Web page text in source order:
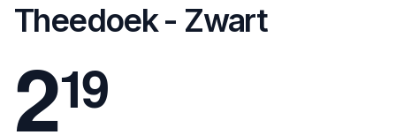
Theedoek - Zwart
219